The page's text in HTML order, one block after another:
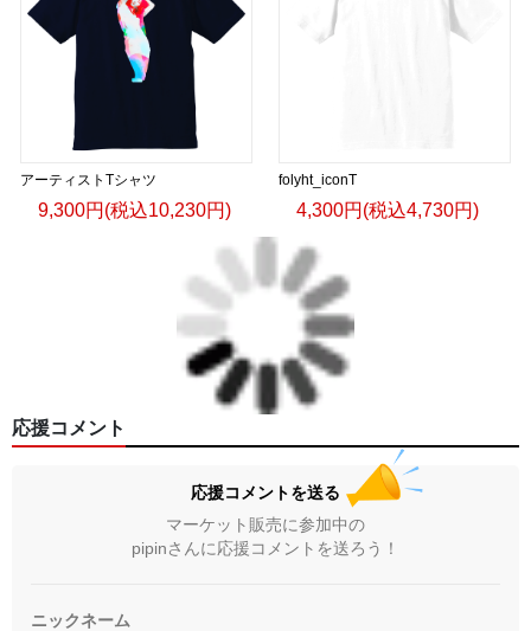
アーティストTシャツ
9,300円(税込10,230円)
folyht_iconT
4,300円(税込4,730円)
応援コメント
応援コメントを送る
マーケット販売に参加中の
pipinさんに応援コメントを送ろう！
ニックネーム